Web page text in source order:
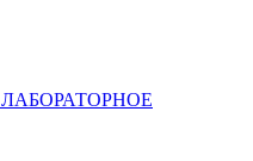
ЛАБОРАТОРНОЕ